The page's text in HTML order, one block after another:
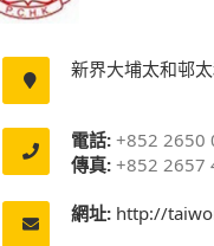
新界大埔太和邨
電話: +852 2650
傳真: +852 2657
網址: http://